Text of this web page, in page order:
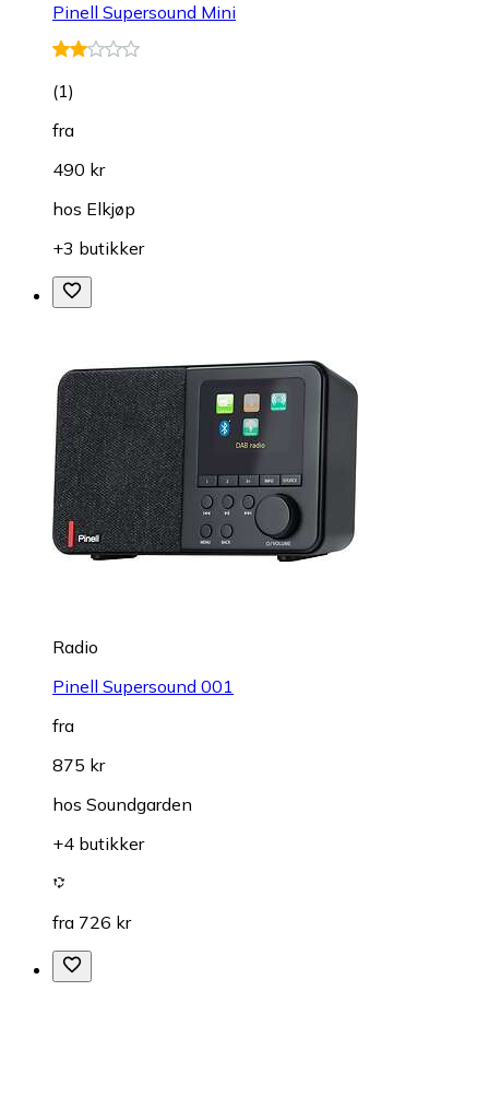
Pinell Supersound Mini
(1)
fra
490 kr
hos Elkjøp
+3 butikker
Radio
Pinell Supersound 001
fra
875 kr
hos Soundgarden
+4 butikker
fra 726 kr